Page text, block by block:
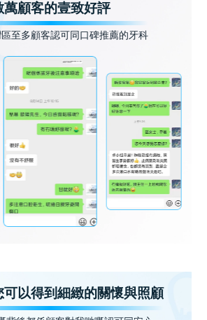
萬顧客的壹致好評
至多顧客認可同口碑推薦的牙科
可以得到細緻的關懷與照顧